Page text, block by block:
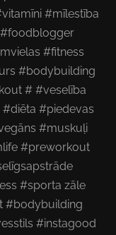
#mīlestība
#fitness
#bodybuilding
# #veselība
#piedevas
#muskuļi
#preworkout
#sporta zāle
#bodybuilding
#instagood